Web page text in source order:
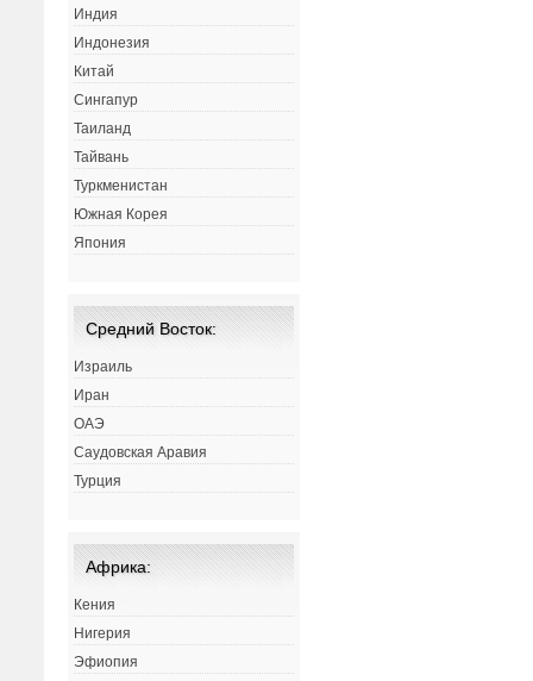
Индия
Индонезия
Китай
Сингапур
Таиланд
Тайвань
Туркменистан
Южная Корея
Япония
Средний Восток:
Израиль
Иран
ОАЭ
Саудовская Аравия
Турция
Африка:
Кения
Нигерия
Эфиопия